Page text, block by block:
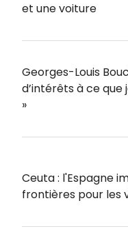
et une voiture
Georges-Louis
d’intérêts à ce que
»
Ceuta : l'Espagne
frontières pour les